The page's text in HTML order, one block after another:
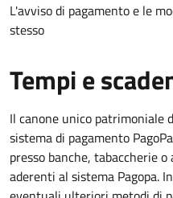
L'avviso di pagamento e le
stesso
Tempi e
Il canone unico patrimoniale
sistema di pagamento
presso banche, tabaccherie
aderenti al sistema Pagopa.